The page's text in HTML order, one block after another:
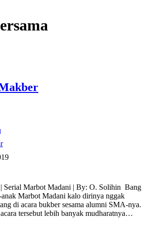
#22
Bukber
| Serial Marbot Madani | By: O. Solihin Bang
Marbot Madani kalo dirinya nggak
di acara bukber sesama alumni SMA-nya.
tersebut lebih banyak mudharatnya…